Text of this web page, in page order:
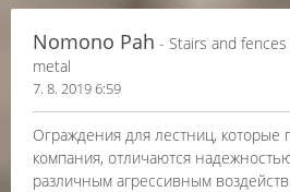
Nomono Pah - Stairs and
metal
7. 8. 2019 6:59
Ограждения для лестниц, которые
компания, отличаются
различным агрессивным